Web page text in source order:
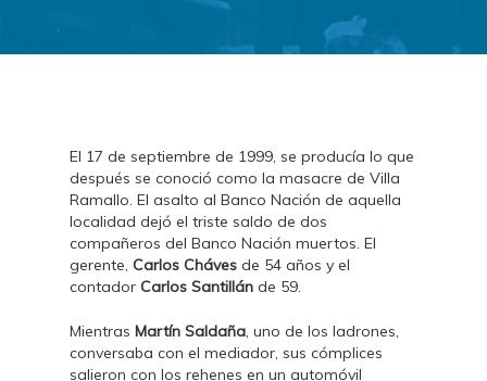
El 17 de septiembre de 1999, se producía lo que
después se conoció como la masacre de Villa
Ramallo. El asalto al Banco Nación de aquella
localidad dejó el triste saldo de dos
compañeros del Banco Nación muertos. El
gerente, Carlos Cháves de 54 años y el
contador Carlos Santillán de 59.
Mientras Martín Saldaña, uno de los ladrones,
conversaba con el mediador, sus cómplices
salieron con los rehenes en un automóvil